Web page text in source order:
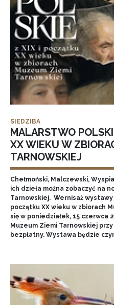
SIEDZIBA
MALARSTWO
XX WIEKU W
TARNOWSKIEJ
Chełmoński, Malczewski,
ich dzieła można zobaczyć na
Tarnowskiej. Wernisaż
początku XX wieku w zbiorach
się w poniedziałek, 15 czerwca
Muzeum Ziemi Tarnowskiej przy
bezpłatny. Wystawa będzie